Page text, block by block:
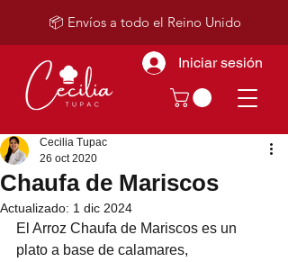
Iniciar sesión
📦 Envíos a todo el Reino Unido
Chaufa de Mariscos
Cecilia Tupac
26 oct 2020
Actualizado: 1 dic 2024
El Arroz Chaufa de Mariscos es un
plato a base de calamares,